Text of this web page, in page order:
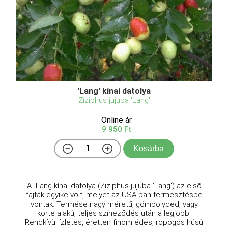
'Lang' kínai datolya
Ziziphus jujuba 'Lang'
Online ár
9 950 Ft
Kosárba
A Lang kínai datolya (Ziziphus jujuba 'Lang') az első
fajták egyike volt, melyet az USA-ban termesztésbe
vontak. Termése nagy méretű, gömbölyded, vagy
körte alakú, teljes színeződés után a legjobb.
Rendkívül ízletes, éretten finom édes, ropogós húsú